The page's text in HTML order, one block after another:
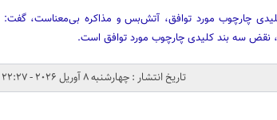
اسلامی با بیان اینکه از ۳ نقض کلیدی چارچوب مورد توافق، آتش‌بس و مذاکره ‌بی‌معناست، گفت:
نقض سه بند کلیدی چارچوب مورد توافق است.
تاریخ انتشار : چهارشنبه 8 آوریل 2026 - 22:27